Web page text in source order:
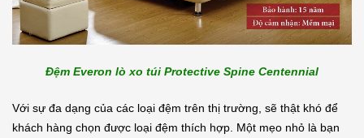
Đệm Everon lò xo túi Protective Spine Centennial
Với sự đa dạng của các loại đệm trên thị trường, sẽ thật khó để
khách hàng chọn được loại đệm thích hợp. Một mẹo nhỏ là bạn